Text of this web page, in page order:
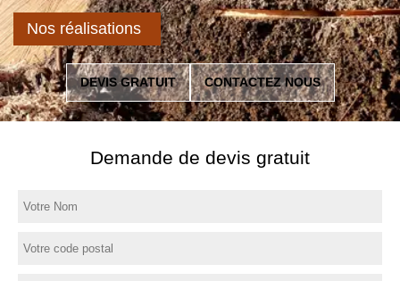
Nos réalisations
DEVIS GRATUIT CONTACTEZ NOUS
Demande de devis gratuit